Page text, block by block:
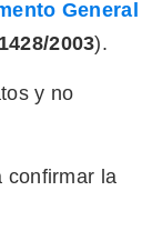
General
2003).
y no
confirmar la